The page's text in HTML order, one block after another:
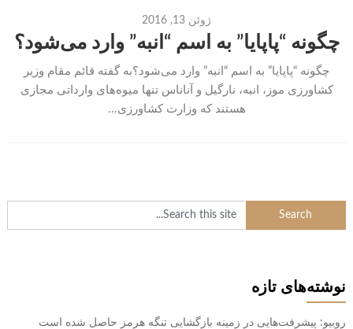
ژوئن 13, 2016
چگونه “پاپایا” به اسم “انبه” وارد می‌شود؟
چگونه “پاپایا” به اسم “انبه” وارد می‌شود؟به گفته قائم مقام وزیر
کشاورزی موز، انبه، نارگیل و آناناس تنها میوه‌های وارداتی مجازی
هستند که وزارت کشاورزی...
نوشته‌های تازه
روبیو: پیشرفت‌هایی در زمینه بازگشایی تنگه هرمز حاصل شده است